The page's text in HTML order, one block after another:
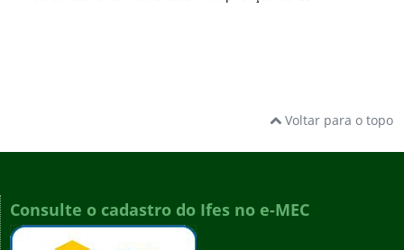
Voltar para o topo
Consulte o cadastro do Ifes no e-MEC